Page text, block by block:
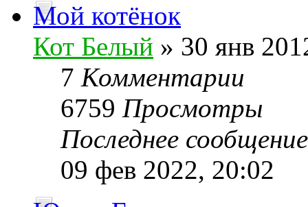
Мой котёнок
Кот Белый » 30 янв
7 Комментарии
6759 Просмотры
Последнее
09 фев 2022, 20:02